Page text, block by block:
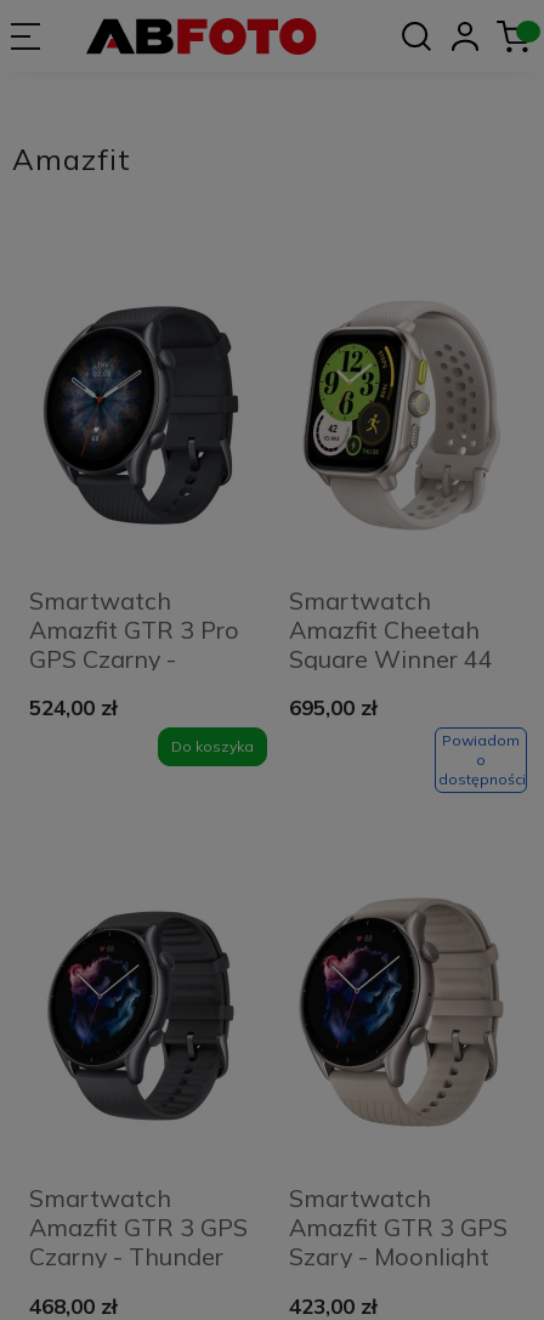
Amazfit
Smartwatch
Amazfit GTR 3 Pro
GPS Czarny -
524,00 zł
Do koszyka
Smartwatch
Amazfit Cheetah
Square Winner 44
Champagne
695,00 zł
Powiadom
o
dostępności
Smartwatch
Amazfit GTR 3 GPS
Czarny - Thunder
468,00 zł
Smartwatch
Amazfit GTR 3 GPS
Szary - Moonlight
423,00 zł